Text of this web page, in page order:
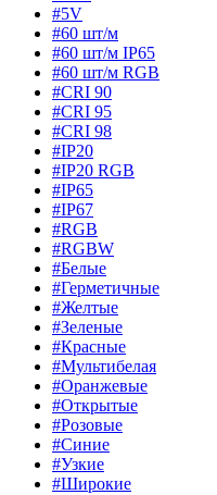
#5V
#60 шт/м
#60 шт/м IP65
#60 шт/м RGB
#CRI 90
#CRI 95
#CRI 98
#IP20
#IP20 RGB
#IP65
#IP67
#RGB
#RGBW
#Белые
#Герметичные
#Желтые
#Зеленые
#Красные
#Мультибелая
#Оранжевые
#Открытые
#Розовые
#Синие
#Узкие
#Широкие